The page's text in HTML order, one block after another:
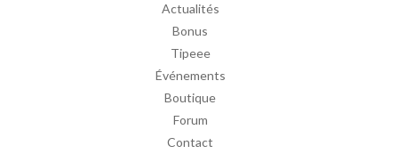
Actualités
Bonus
Tipeee
Événements
Boutique
Forum
Contact